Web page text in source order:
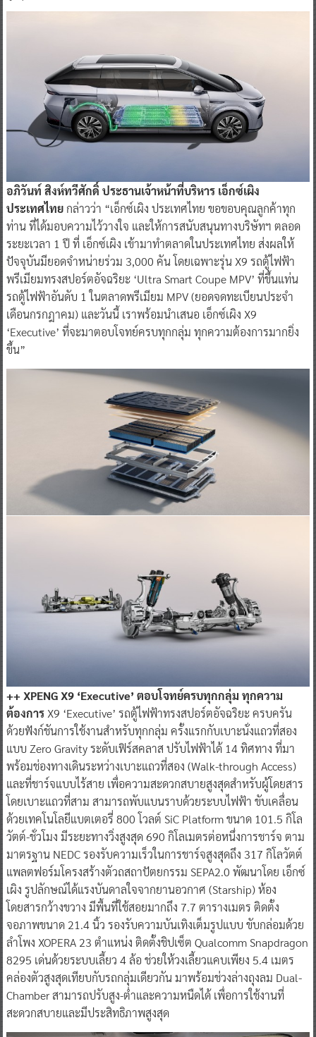
อภิวันท์ สิงห์ทวีศักดิ์ ประธานเจ้าหน้าที่บริหาร เอ็กซ์เผิง
ประเทศไทย กล่าวว่า “เอ็กซ์เผิง ประเทศไทย ขอขอบคุณลูกค้าทุก
ท่าน ที่ได้มอบความไว้วางใจ และให้การสนับสนุนทางบริษัทฯ ตลอด
ระยะเวลา 1 ปี ที่ เอ็กซ์เผิง เข้ามาทำตลาดในประเทศไทย ส่งผลให้
ปัจจุบันมียอดจำหน่ายร่วม 3,000 คัน โดยเฉพาะรุ่น X9 รถตู้ไฟฟ้า
พรีเมียมทรงสปอร์ตอัจฉริยะ ‘Ultra Smart Coupe MPV’ ที่ขึ้นแท่น
รถตู้ไฟฟ้าอันดับ 1 ในตลาดพรีเมียม MPV (ยอดจดทะเบียนประจำ
เดือนกรกฎาคม) และวันนี้ เราพร้อมนำเสนอ เอ็กซ์เผิง X9
‘Executive’ ที่จะมาตอบโจทย์ครบทุกกลุ่ม ทุกความต้องการมากยิ่ง
ขึ้น”
++ XPENG X9 ‘Executive’ ตอบโจทย์ครบทุกกลุ่ม ทุกความ
ต้องการX9 ‘Executive’ รถตู้ไฟฟ้าทรงสปอร์ตอัจฉริยะ ครบครัน
ด้วยฟังก์ชันการใช้งานสำหรับทุกกลุ่ม ครั้งแรกกับเบาะนั่งแถวที่สอง
แบบ Zero Gravity ระดับเฟิร์สคลาส ปรับไฟฟ้าได้ 14 ทิศทาง ที่มา
พร้อมช่องทางเดินระหว่างเบาะแถวที่สอง (Walk-through Access)
และที่ชาร์จแบบไร้สาย เพื่อความสะดวกสบายสูงสุดสำหรับผู้โดยสาร
โดยเบาะแถวที่สาม สามารถพับแบนราบด้วยระบบไฟฟ้า ขับเคลื่อน
ด้วยเทคโนโลยีแบตเตอรี่ 800 โวลต์ SiC Platform ขนาด 101.5 กิโล
วัตต์-ชั่วโมง มีระยะทางวิ่งสูงสุด 690 กิโลเมตรต่อหนึ่งการชาร์จ ตาม
มาตรฐาน NEDC รองรับความเร็วในการชาร์จสูงสุดถึง 317 กิโลวัตต์
แพลตฟอร์มโครงสร้างตัวถสถาปัตยกรรม SEPA2.0 พัฒนาโดย เอ็กซ์
เผิง รูปลักษณ์ได้แรงบันดาลใจจากยานอวกาศ (Starship) ห้อง
โดยสารกว้างขวาง มีพื้นที่ใช้สอยมากถึง 7.7 ตารางเมตร ติดตั้ง
จอภาพขนาด 21.4 นิ้ว รองรับความบันเทิงเต็มรูปแบบ ขับกล่อมด้วย
ลำโพง XOPERA 23 ตำแหน่ง ติดตั้งชิปเซ็ต Qualcomm Snapdragon
8295 เด่นด้วยระบบเลี้ยว 4 ล้อ ช่วยให้วงเลี้ยวแคบเพียง 5.4 เมตร
คล่องตัวสูงสุดเทียบกับรถกลุ่มเดียวกัน มาพร้อมช่วงล่างถุงลม Dual-
Chamber สามารถปรับสูง-ต่ำและความหนืดได้ เพื่อการใช้งานที่
สะดวกสบายและมีประสิทธิภาพสูงสุด